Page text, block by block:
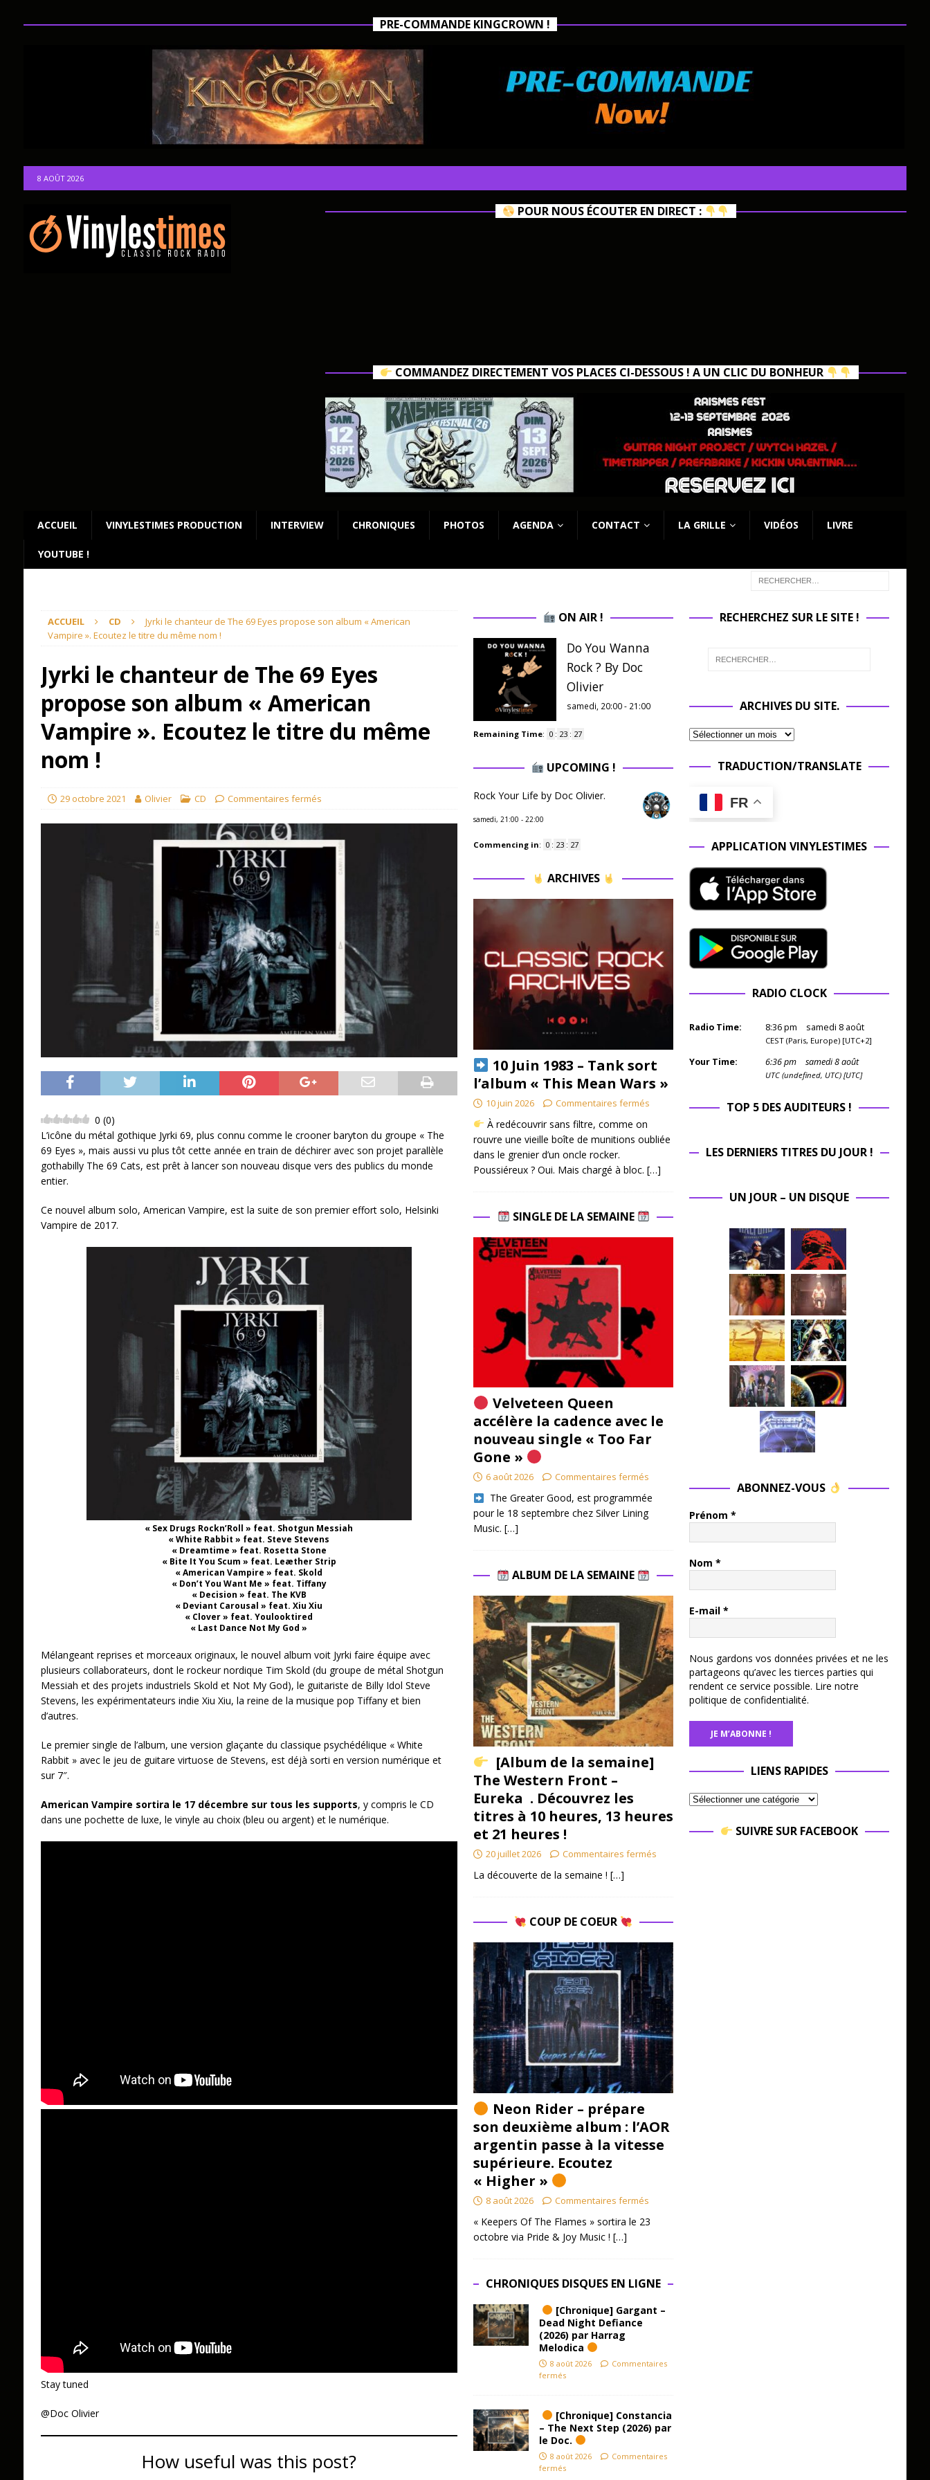
PRE-COMMANDE KINGCROWN !
8 AOÛT 2026
POUR NOUS ÉCOUTER EN DIRECT :
COMMANDEZ DIRECTEMENT VOS PLACES CI-DESSOUS ! A UN CLIC DU BONHEUR
ACCUEIL VINYLESTIMES PRODUCTION INTERVIEW CHRONIQUES PHOTOS AGENDA CONTACT LA GRILLE VIDÉOS LIVRE
YOUTUBE !
ACCUEIL CD
Jyrki le chanteur de The 69 Eyes propose son album « American
Vampire ». Ecoutez le titre du même nom !
Jyrki le chanteur de The 69 Eyes
propose son album « American
Vampire ». Ecoutez le titre du même
nom !
29 octobre 2021 Olivier CD Commentaires fermés
0 (0)
L’icône du métal gothique Jyrki 69, plus connu comme le crooner baryton du groupe « The
69 Eyes », mais aussi vu plus tôt cette année en train de déchirer avec son projet parallèle
gothabilly The 69 Cats, est prêt à lancer son nouveau disque vers des publics du monde
entier.
Ce nouvel album solo, American Vampire, est la suite de son premier effort solo, Helsinki
Vampire de 2017.
« Sex Drugs Rockn’Roll » feat. Shotgun Messiah
« White Rabbit » feat. Steve Stevens
« Dreamtime » feat. Rosetta Stone
« Bite It You Scum » feat. Leæther Strip
« American Vampire » feat. Skold
« Don’t You Want Me » feat. Tiffany
« Decision » feat. The KVB
« Deviant Carousal » feat. Xiu Xiu
« Clover » feat. Youlooktired
« Last Dance Not My God »
Mélangeant reprises et morceaux originaux, le nouvel album voit Jyrki faire équipe avec
plusieurs collaborateurs, dont le rockeur nordique Tim Skold (du groupe de métal Shotgun
Messiah et des projets industriels Skold et Not My God), le guitariste de Billy Idol Steve
Stevens, les expérimentateurs indie Xiu Xiu, la reine de la musique pop Tiffany et bien
d’autres.
Le premier single de l’album, une version glaçante du classique psychédélique « White
Rabbit » avec le jeu de guitare virtuose de Stevens, est déjà sorti en version numérique et
sur 7″.
American Vampire sortira le 17 décembre sur tous les supports, y compris le CD
dans une pochette de luxe, le vinyle au choix (bleu ou argent) et le numérique.
Stay tuned
@Doc Olivier
How useful was this post?
ON AIR !
Do You Wanna
Rock ? By Doc
Olivier
samedi, 20:00 - 21:00
Remaining Time: 0 : 23 : 26
UPCOMING !
Rock Your Life by Doc Olivier.
samedi, 21:00 - 22:00
Commencing in: 0 : 23 : 26
ARCHIVES
10 Juin 1983 – Tank sort
l’album « This Mean Wars »
10 juin 2026 Commentaires fermés
À redécouvrir sans filtre, comme on
rouvre une vieille boîte de munitions oubliée
dans le grenier d’un oncle rocker.
Poussiéreux ? Oui. Mais chargé à bloc. […]
SINGLE DE LA SEMAINE
Velveteen Queen
accélère la cadence avec le
nouveau single « Too Far
Gone »
6 août 2026 Commentaires fermés
​ The Greater Good, est programmée
pour le 18 septembre chez Silver Lining
Music. […]
ALBUM DE LA SEMAINE
[Album de la semaine]
The Western Front –
Eureka . Découvrez les
titres à 10 heures, 13 heures
et 21 heures !
20 juillet 2026 Commentaires fermés
La découverte de la semaine ! […]
COUP DE COEUR
Neon Rider – prépare
son deuxième album : l’AOR
argentin passe à la vitesse
supérieure. Ecoutez
« Higher »
8 août 2026 Commentaires fermés
« Keepers Of The Flames » sortira le 23
octobre via Pride & Joy Music ! […]
CHRONIQUES DISQUES EN LIGNE
[Chronique] Gargant –
Dead Night Defiance
(2026) par Harrag
Melodica
8 août 2026
Commentaires
fermés
[Chronique] Constancia
– The Next Step (2026) par
le Doc.
8 août 2026
Commentaires
fermés
RECHERCHEZ SUR LE SITE !
ARCHIVES DU SITE.
TRADUCTION/TRANSLATE
FR
APPLICATION VINYLESTIMES
RADIO CLOCK
Radio Time: 8:36pm samedi 8 août
CEST (Paris, Europe) [UTC+2]
Your Time: 6:36pm samedi 8 août
UTC (undefined, UTC) [UTC]
TOP 5 DES AUDITEURS !
LES DERNIERS TITRES DU JOUR !
UN JOUR – UN DISQUE
ABONNEZ-VOUS
Prénom *
Nom *
E-mail *
Nous gardons vos données privées et ne les
partageons qu’avec les tierces parties qui
rendent ce service possible. Lire notre
politique de confidentialité.
LIENS RAPIDES
SUIVRE SUR FACEBOOK